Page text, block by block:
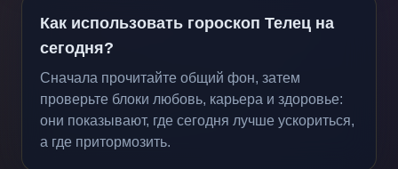
Как использовать гороскоп Телец на
сегодня?
Сначала прочитайте общий фон, затем
проверьте блоки любовь, карьера и здоровье:
они показывают, где сегодня лучше ускориться,
а где притормозить.